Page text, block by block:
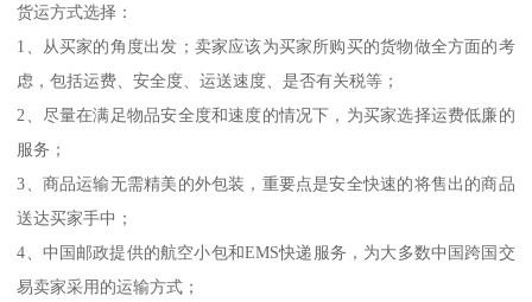
货运方式选择：
1、从买家的角度出发；卖家应该为买家所购买的货物做全方面的考
虑，包括运费、安全度、运送速度、是否有关税等；
2、尽量在满足物品安全度和速度的情况下，为买家选择运费低廉的
服务；
3、商品运输无需精美的外包装，重要点是安全快速的将售出的商品
送达买家手中；
4、中国邮政提供的航空小包和EMS快递服务，为大多数中国跨国交
易卖家采用的运输方式；